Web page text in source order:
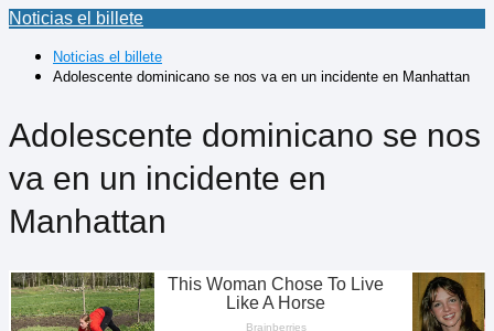
Noticias el billete
Noticias el billete
Adolescente dominicano se nos va en un incidente en Manhattan
Adolescente dominicano se nos
va en un incidente en
Manhattan